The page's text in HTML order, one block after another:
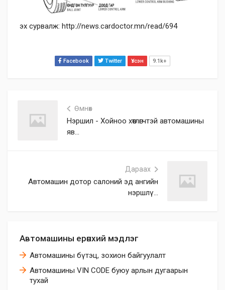
Автомашины ерөнхий мэдлэг
Автомашины бүтэц, зохион байгуулалт
Автомашины VIN CODE буюу арлын дугаарын
тухай
эх сурвалж: http://news.cardoctor.mn/read/694
Facebook Twitter Үзсэн 9.1k+
Өмнөх
Нэршил - Хойноо хөтлөгчтэй автомашины
яв...
Дараах
Автомашин дотор салоний эд ангийн
нэршлү...